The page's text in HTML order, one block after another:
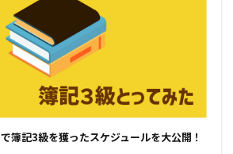
簿記3級を獲ったスケジュールを大公開！